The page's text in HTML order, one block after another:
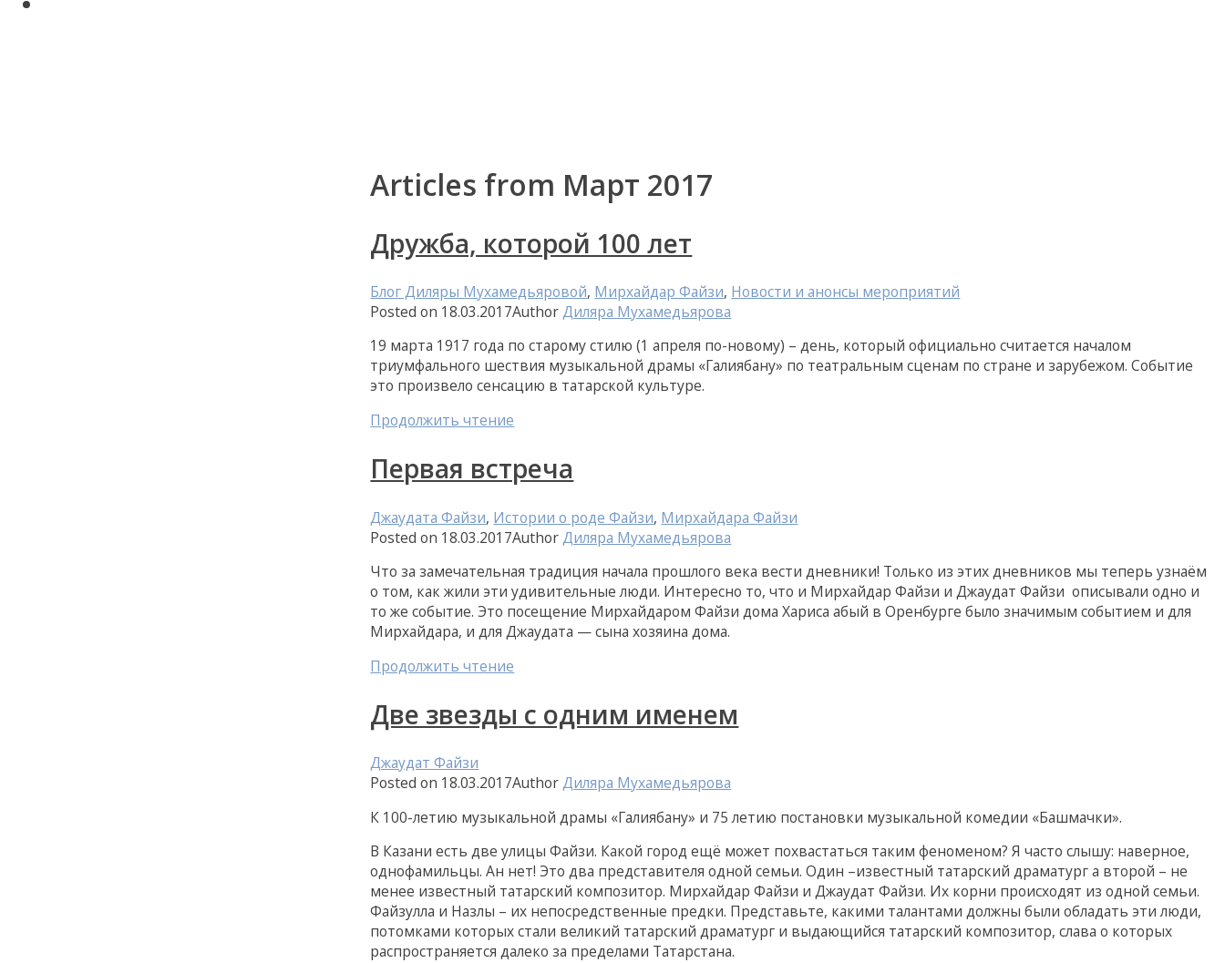
Articles from Март 2017
Дружба, которой 100 лет
Блог Диляры Мухамедьяровой, Мирхайдар Файзи, Новости и анонсы мероприятий
Posted on 18.03.2017AuthorДиляра Мухамедьярова
19 марта 1917 года по старому стилю (1 апреля по-новому) – день, который официально считается началом
триумфального шествия музыкальной драмы «Галиябану» по театральным сценам по стране и зарубежом. Событие
это произвело сенсацию в татарской культуре.
Продолжить чтение
Первая встреча
Джаудата Файзи, Истории о роде Файзи, Мирхайдара Файзи
Posted on 18.03.2017AuthorДиляра Мухамедьярова
Что за замечательная традиция начала прошлого века вести дневники! Только из этих дневников мы теперь узнаём
о том, как жили эти удивительные люди. Интересно то, что и Мирхайдар Файзи и Джаудат Файзи описывали одно и
то же событие. Это посещение Мирхайдаром Файзи дома Хариса абый в Оренбурге было значимым событием и для
Мирхайдара, и для Джаудата — сына хозяина дома.
Продолжить чтение
Две звезды с одним именем
Джаудат Файзи
Posted on 18.03.2017AuthorДиляра Мухамедьярова
К 100-летию музыкальной драмы «Галиябану» и 75 летию постановки музыкальной комедии «Башмачки».
В Казани есть две улицы Файзи. Какой город ещё может похвастаться таким феноменом? Я часто слышу: наверное,
однофамильцы. Ан нет! Это два представителя одной семьи. Один –известный татарский драматург а второй – не
менее известный татарский композитор. Мирхайдар Файзи и Джаудат Файзи. Их корни происходят из одной семьи.
Файзулла и Назлы – их непосредственные предки. Представьте, какими талантами должны были обладать эти люди,
потомками которых стали великий татарский драматург и выдающийся татарский композитор, слава о которых
распространяется далеко за пределами Татарстана.